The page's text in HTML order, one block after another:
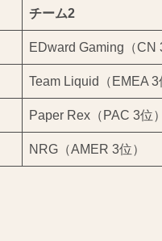
チーム2
EDward Gaming（CN
Team Liquid（EMEA 3
Paper Rex（PAC 3位）
NRG（AMER 3位）